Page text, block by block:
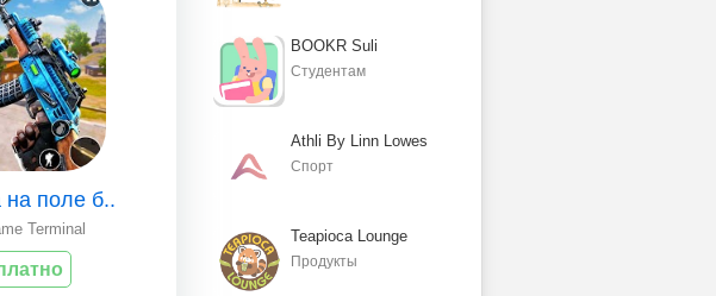
на поле б..
Terminal
BOOKR Suli
Студентам
Athli By Linn Lowes
Спорт
Teapioca Lounge
Продукты